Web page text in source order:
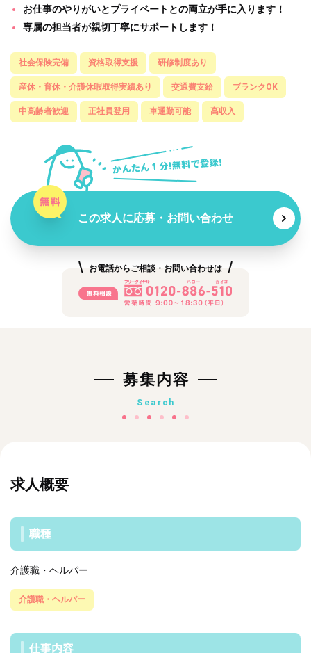
お仕事のやりがいとプライベートとの両立が手に入ります！
専属の担当者が親切丁寧にサポートします！
社会保険完備 資格取得支援 研修制度あり
産休・育休・介護休暇取得実績あり 交通費支給 ブランクOK
中高齢者歓迎 正社員登用 車通勤可能 高収入
この求人に応募・お問い合わせ
お電話からご相談・お問い合わせは
募集内容
Search
求人概要
職種
介護職・ヘルパー
介護職・ヘルパー
仕事内容